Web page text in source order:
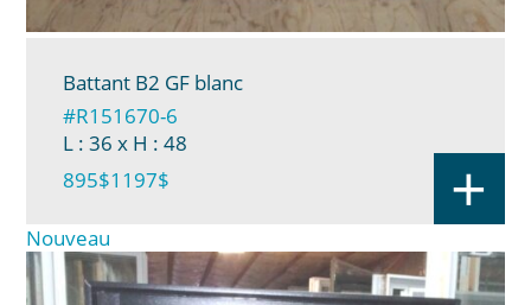
Battant B2 GF blanc
#R151670-6
L : 36 x H : 48
895$1197$ +
Nouveau